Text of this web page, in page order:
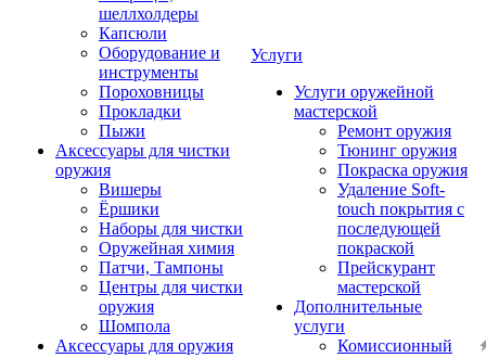
шеллхолдеры
Капсюли
Оборудование и
инструменты
Пороховницы
Прокладки
Пыжи
Аксессуары для чистки
оружия
Вишеры
Ёршики
Наборы для чистки
Оружейная химия
Патчи, Тампоны
Центры для чистки
оружия
Шомпола
Аксессуары для оружия
Услуги
Услуги оружейной
мастерской
Ремонт оружия
Тюнинг оружия
Покраска оружия
Удаление Soft-
touch покрытия с
последующей
покраской
Прейскурант
мастерской
Дополнительные
услуги
Комиссионный